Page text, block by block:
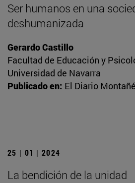
Ser humanos en una
deshumanizada
Gerardo Castillo
Facultad de Educación y
Universidad de Navarra
Publicado en: El Diario
25 | 01 | 2024
La bendición de la unidad